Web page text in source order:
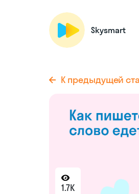
Skysmart
К предыдущей
1.7K